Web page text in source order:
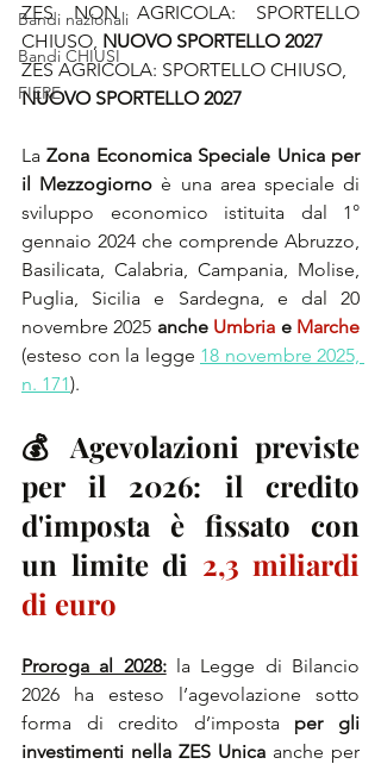
Bandi nazionali
Bandi CHIUSI
FIERE
ZES NON AGRICOLA: SPORTELLO
CHIUSO, NUOVO SPORTELLO 2027
ZES AGRICOLA: SPORTELLO CHIUSO,
NUOVO SPORTELLO 2027
La Zona Economica Speciale Unica per
il Mezzogiorno è una area speciale di
sviluppo economico istituita dal 1°
gennaio 2024 che comprende Abruzzo,
Basilicata, Calabria, Campania, Molise,
Puglia, Sicilia e Sardegna, e dal 20
novembre 2025 anche Umbria e Marche
(esteso con la legge 18 novembre 2025,
n. 171).
💰 Agevolazioni previste
per il 2026: il credito
d'imposta è fissato con
un limite di 2,3 miliardi
di euro
Proroga al 2028: la Legge di Bilancio
2026 ha esteso l’agevolazione sotto
forma di credito d’imposta per gli
investimenti nella ZES Unica anche per